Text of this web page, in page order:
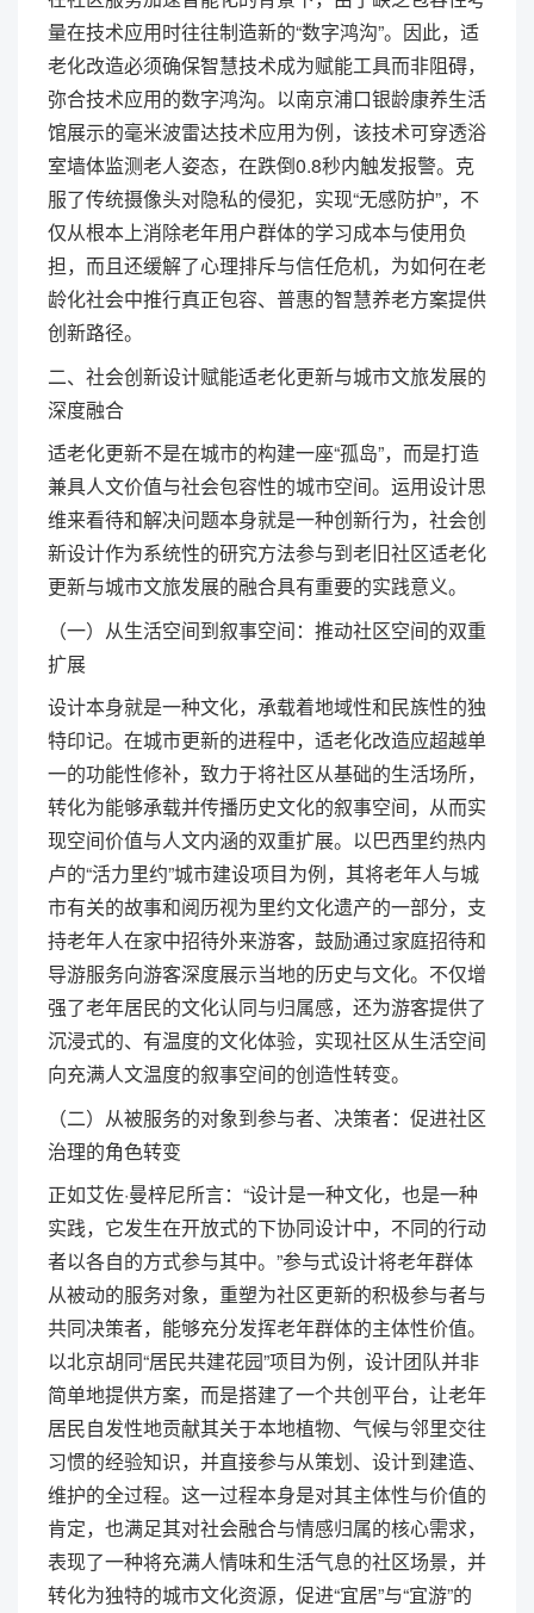
量在技术应用时往往制造新的“数字鸿沟”。因此，适
老化改造必须确保智慧技术成为赋能工具而非阻碍，
弥合技术应用的数字鸿沟。以南京浦口银龄康养生活
馆展示的毫米波雷达技术应用为例，该技术可穿透浴
室墙体监测老人姿态，在跌倒0.8秒内触发报警。克
服了传统摄像头对隐私的侵犯，实现“无感防护”，不
仅从根本上消除老年用户群体的学习成本与使用负
担，而且还缓解了心理排斥与信任危机，为如何在老
龄化社会中推行真正包容、普惠的智慧养老方案提供
创新路径。
二、社会创新设计赋能适老化更新与城市文旅发展的
深度融合
适老化更新不是在城市的构建一座“孤岛”，而是打造
兼具人文价值与社会包容性的城市空间。运用设计思
维来看待和解决问题本身就是一种创新行为，社会创
新设计作为系统性的研究方法参与到老旧社区适老化
更新与城市文旅发展的融合具有重要的实践意义。
（一）从生活空间到叙事空间：推动社区空间的双重
扩展
设计本身就是一种文化，承载着地域性和民族性的独
特印记。在城市更新的进程中，适老化改造应超越单
一的功能性修补，致力于将社区从基础的生活场所，
转化为能够承载并传播历史文化的叙事空间，从而实
现空间价值与人文内涵的双重扩展。以巴西里约热内
卢的“活力里约”城市建设项目为例，其将老年人与城
市有关的故事和阅历视为里约文化遗产的一部分，支
持老年人在家中招待外来游客，鼓励通过家庭招待和
导游服务向游客深度展示当地的历史与文化。不仅增
强了老年居民的文化认同与归属感，还为游客提供了
沉浸式的、有温度的文化体验，实现社区从生活空间
向充满人文温度的叙事空间的创造性转变。
（二）从被服务的对象到参与者、决策者：促进社区
治理的角色转变
正如艾佐·曼梓尼所言：“设计是一种文化，也是一种
实践，它发生在开放式的下协同设计中，不同的行动
者以各自的方式参与其中。”参与式设计将老年群体
从被动的服务对象，重塑为社区更新的积极参与者与
共同决策者，能够充分发挥老年群体的主体性价值。
以北京胡同“居民共建花园”项目为例，设计团队并非
简单地提供方案，而是搭建了一个共创平台，让老年
居民自发性地贡献其关于本地植物、气候与邻里交往
习惯的经验知识，并直接参与从策划、设计到建造、
维护的全过程。这一过程本身是对其主体性与价值的
肯定，也满足其对社会融合与情感归属的核心需求，
表现了一种将充满人情味和生活气息的社区场景，并
转化为独特的城市文化资源，促进“宜居”与“宜游”的